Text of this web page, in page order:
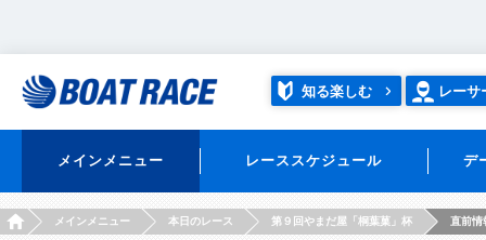
知る楽しむ レーサ
メインメニュー レーススケジュール デ
HOMEメインメニュー 本日のレース 第９回やまだ屋「桐葉菓」杯 直前情